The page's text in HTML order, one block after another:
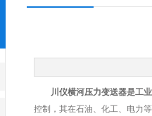
川仪横河压力变送器是工
控制，其在石油、化工、电力